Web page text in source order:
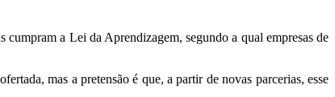
cumpram a Lei da Aprendizagem, segundo a qual empresas de
mas a pretensão é que, a partir de novas parcerias, esse